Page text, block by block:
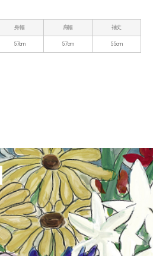
身幅 肩幅 袖丈
57cm 57cm 55cm